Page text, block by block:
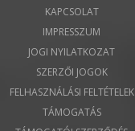
KAPCSOLAT
IMPRESSZUM
JOGI NYILATKOZAT
SZERZŐI JOGOK
FELHASZNÁLÁSI FELTÉTELEK
TÁMOGATÁS